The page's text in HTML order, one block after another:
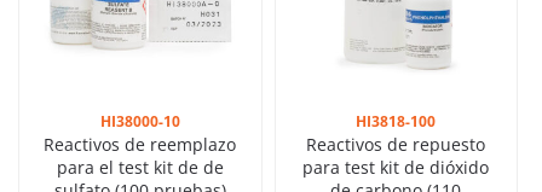
HI38000-10
Reactivos de reemplazo
para el test kit de de
HI3818-100
Reactivos de repuesto
para test kit de dióxido